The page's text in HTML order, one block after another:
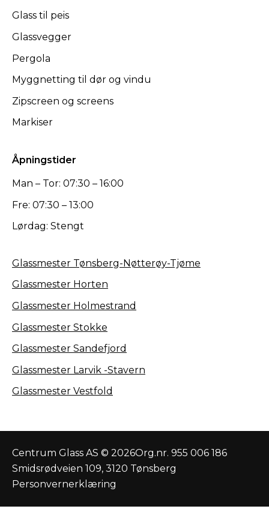
Glass til peis
Glassvegger
Pergola
Myggnetting til dør og vindu
Zipscreen og screens
Markiser
Åpningstider
Man – Tor: 07:30 – 16:00
Fre: 07:30 – 13:00
Lørdag: Stengt
Glassmester Tønsberg-Nøtterøy-Tjøme
Glassmester Horten
Glassmester Holmestrand
Glassmester Stokke
Glassmester Sandefjord
Glassmester Larvik -Stavern
Glassmester Vestfold
Centrum Glass AS © 2026Org.nr. 955 006 186
Smidsrødveien 109, 3120 Tønsberg
Personvernerklæring